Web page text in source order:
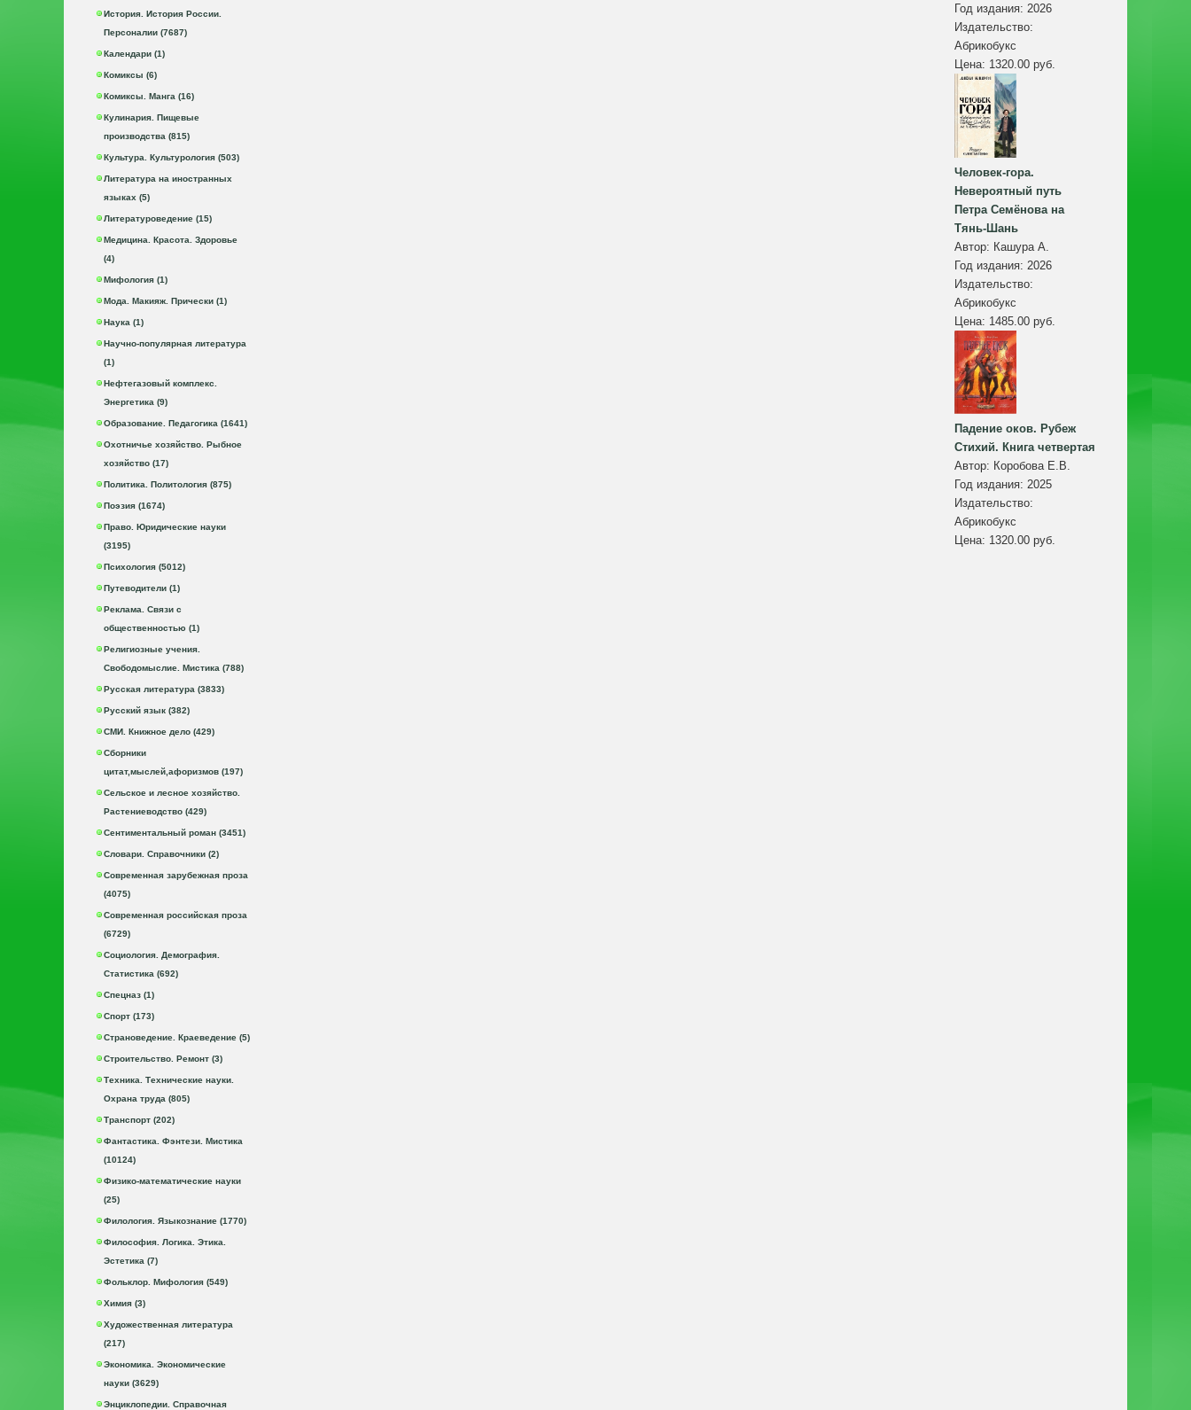
История. История России.
Персоналии (7687)
Календари (1)
Комиксы (6)
Комиксы. Манга (16)
Кулинария. Пищевые
производства (815)
Культура. Культурология (503)
Литература на иностранных
языках (5)
Литературоведение (15)
Медицина. Красота. Здоровье
(4)
Мифология (1)
Мода. Макияж. Прически (1)
Наука (1)
Научно-популярная литература
(1)
Нефтегазовый комплекс.
Энергетика (9)
Образование. Педагогика (1641)
Охотничье хозяйство. Рыбное
хозяйство (17)
Политика. Политология (875)
Поэзия (1674)
Право. Юридические науки
(3195)
Психология (5012)
Путеводители (1)
Реклама. Связи с
общественностью (1)
Религиозные учения.
Свободомыслие. Мистика (788)
Русская литература (3833)
Русский язык (382)
СМИ. Книжное дело (429)
Сборники
цитат,мыслей,афоризмов (197)
Сельское и лесное хозяйство.
Растениеводство (429)
Сентиментальный роман (3451)
Словари. Справочники (2)
Современная зарубежная проза
(4075)
Современная российская проза
(6729)
Социология. Демография.
Статистика (692)
Спецназ (1)
Спорт (173)
Страноведение. Краеведение (5)
Строительство. Ремонт (3)
Техника. Технические науки.
Охрана труда (805)
Транспорт (202)
Фантастика. Фэнтези. Мистика
(10124)
Физико-математические науки
(25)
Филология. Языкознание (1770)
Философия. Логика. Этика.
Эстетика (7)
Фольклор. Мифология (549)
Химия (3)
Художественная литература
(217)
Экономика. Экономические
науки (3629)
Энциклопедии. Справочная
Год издания: 2026
Издательство:
Абрикобукс
Цена: 1320.00 руб.
Человек-гора.
Невероятный путь
Петра Семёнова на
Тянь-Шань
Автор: Кашура А.
Год издания: 2026
Издательство:
Абрикобукс
Цена: 1485.00 руб.
Падение оков. Рубеж
Стихий. Книга четвертая
Автор: Коробова Е.В.
Год издания: 2025
Издательство:
Абрикобукс
Цена: 1320.00 руб.